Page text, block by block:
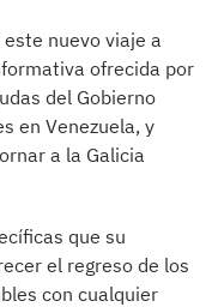
este nuevo viaje a
ofrecida por
del Gobierno
en Venezuela, y
a la Galicia
que su
el regreso de los
con cualquier